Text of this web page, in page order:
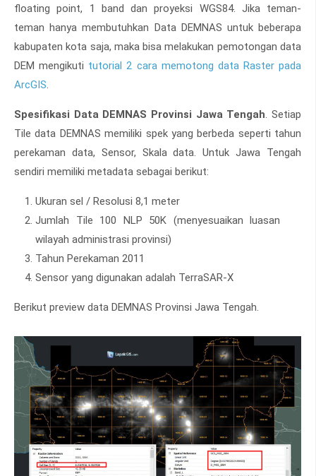
floating point, 1 band dan proyeksi WGS84. Jika teman-
teman hanya membutuhkan Data DEMNAS untuk beberapa
kabupaten kota saja, maka bisa melakukan pemotongan data
DEM mengikuti tutorial 2 cara memotong data Raster pada
ArcGIS.
Spesifikasi Data DEMNAS Provinsi Jawa Tengah. Setiap
Tile data DEMNAS memiliki spek yang berbeda seperti tahun
perekaman data, Sensor, Skala data. Untuk Jawa Tengah
sendiri memiliki metadata sebagai berikut:
Ukuran sel / Resolusi 8,1 meter
Jumlah Tile 100 NLP 50K (menyesuaikan luasan
wilayah administrasi provinsi)
Tahun Perekaman 2011
Sensor yang digunakan adalah TerraSAR-X
Berikut preview data DEMNAS Provinsi Jawa Tengah.